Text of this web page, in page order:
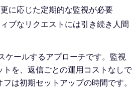
に応じた定期的な監視が必要
ブなリクエストには引き続き人間
ケールするアプローチです。監視
トを、返信ごとの運用コストなしで
は初期セットアップの時間です。